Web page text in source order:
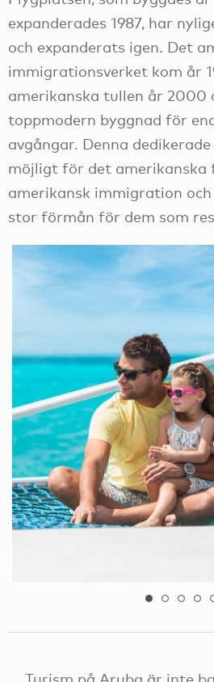
expanderades 1987, har
och expanderats igen. Det
immigrationsverket kom år
amerikanska tullen år 2000
toppmodern byggnad för
avgångar. Denna
möjligt för det amerikanska
amerikansk immigration
stor förmån för dem som
Turism på Aruba är inte